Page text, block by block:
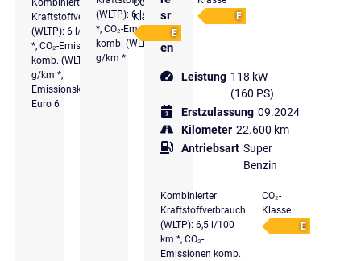
Kraftstoffverbrauch
(WLTP): 6 l/100 km
*, CO₂-Emissionen
komb. (WLTP): 137
g/km *,
Emissionsklasse
Euro 6
Klasse
E
(WLTP): 6 l/100 km
*, CO₂-Emissionen
komb. (WLTP): 137
g/km *
E
sr
eif
en
Leistung 118 kW
(160 PS)
Erstzulassung 09.2024
Kilometer 22.600 km
Antriebsart Super
Benzin
Kombinierter
Kraftstoffverbrauch
(WLTP): 6,5 l/100
km *, CO₂-
Emissionen komb.
CO₂-
Klasse
E